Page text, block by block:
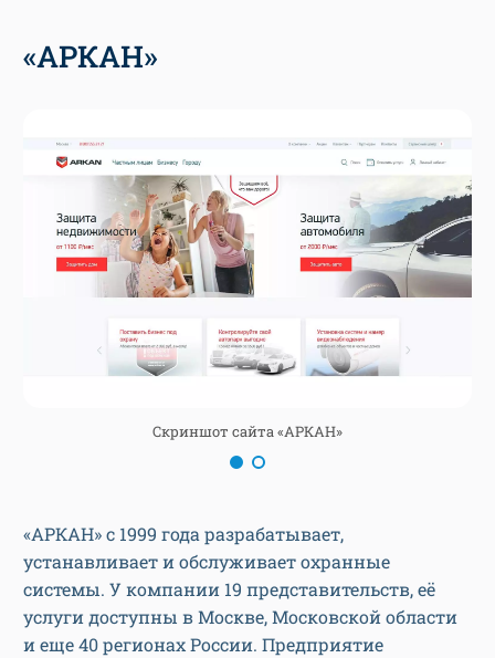
«АРКАН»
Скриншот сайта «АРКАН»
«АРКАН» с 1999 года разрабатывает,
устанавливает и обслуживает охранные
системы. У компании 19 представительств, её
услуги доступны в Москве, Московской области
и еще 40 регионах России. Предприятие